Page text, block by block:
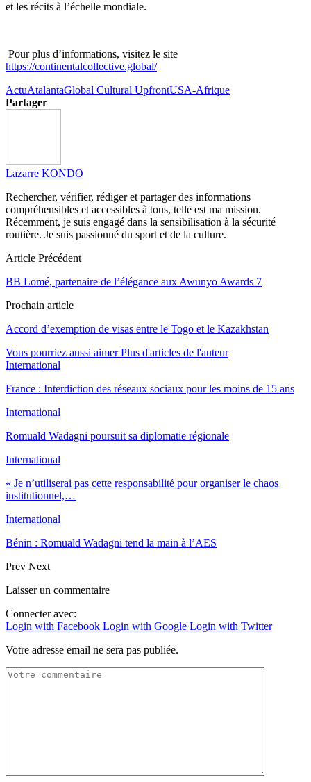
et les récits à l’échelle mondiale.
Pour plus d’informations, visitez le site
https://continentalcollective.global/
ActuAtalantaGlobal Cultural UpfrontUSA-Afrique
Partager
Lazarre KONDO
Rechercher, vérifier, rédiger et partager des informations
compréhensibles et accessibles à tous, telle est ma mission.
Récemment, je suis engagé dans la sensibilisation à la sécurité
routière. Je suis passionné du sport et de la culture.
Article Précédent
BB Lomé, partenaire de l’élégance aux Awunyo Awards 7
Prochain article
Accord d’exemption de visas entre le Togo et le Kazakhstan
Vous pourriez aussi aimer Plus d'articles de l'auteur
International
France : Interdiction des réseaux sociaux pour les moins de 15 ans
International
Romuald Wadagni poursuit sa diplomatie régionale
International
« Je n’utiliserai pas cette responsabilité pour organiser le chaos
institutionnel,…
International
Bénin : Romuald Wadagni tend la main à l’AES
Prev Next
Laisser un commentaire
Connecter avec:
Login with Facebook Login with Google Login with Twitter
Votre adresse email ne sera pas publiée.